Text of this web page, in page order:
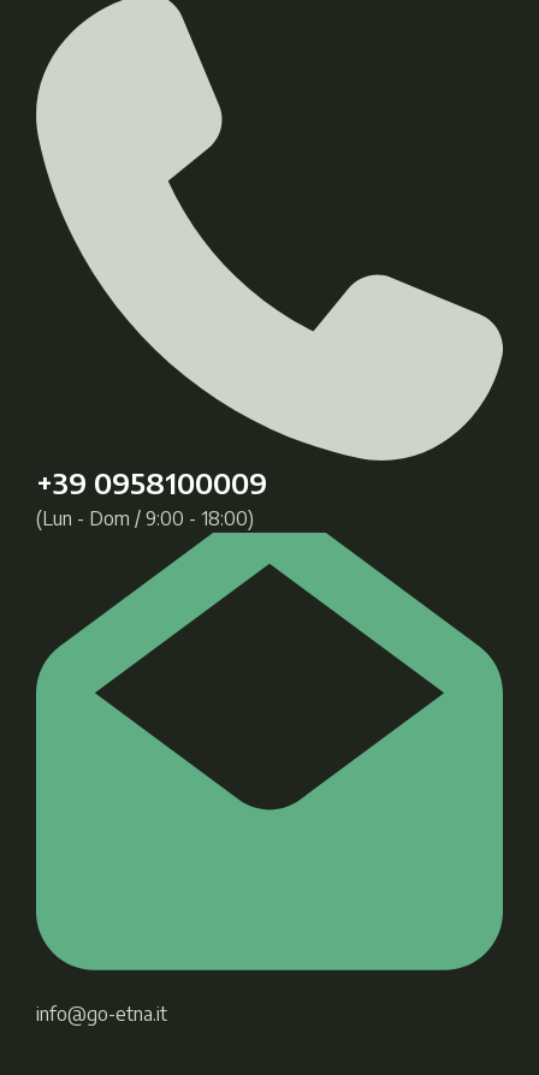
+39 0958100009
(Lun - Dom / 9:00 - 18:00)
info@go-etna.it